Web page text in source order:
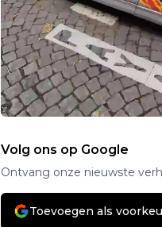
Volg ons op Google
Ontvang onze nieuwste
Toevoegen als